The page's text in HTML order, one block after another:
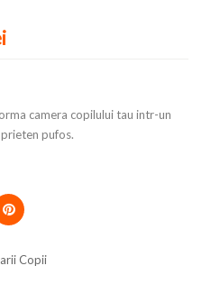
camera copilului tau intr-un
pufos.
Copii